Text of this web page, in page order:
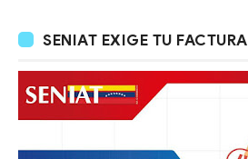
SENIAT EXIGE TU FACTURA